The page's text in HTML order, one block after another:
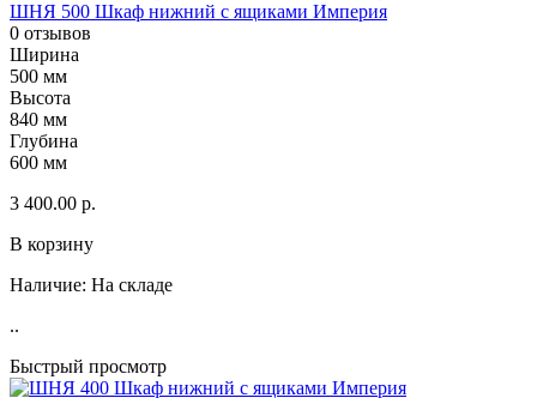
ШНЯ 500 Шкаф нижний с ящиками Империя
0 отзывов
Ширина
500 мм
Высота
840 мм
Глубина
600 мм
3 400.00 р.
В корзину
Наличие: На складе
..
Быстрый просмотр